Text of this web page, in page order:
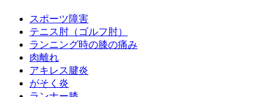
スポーツ障害
テニス肘（ゴルフ肘）
ランニング時の膝の痛み
肉離れ
アキレス腱炎
がそく炎